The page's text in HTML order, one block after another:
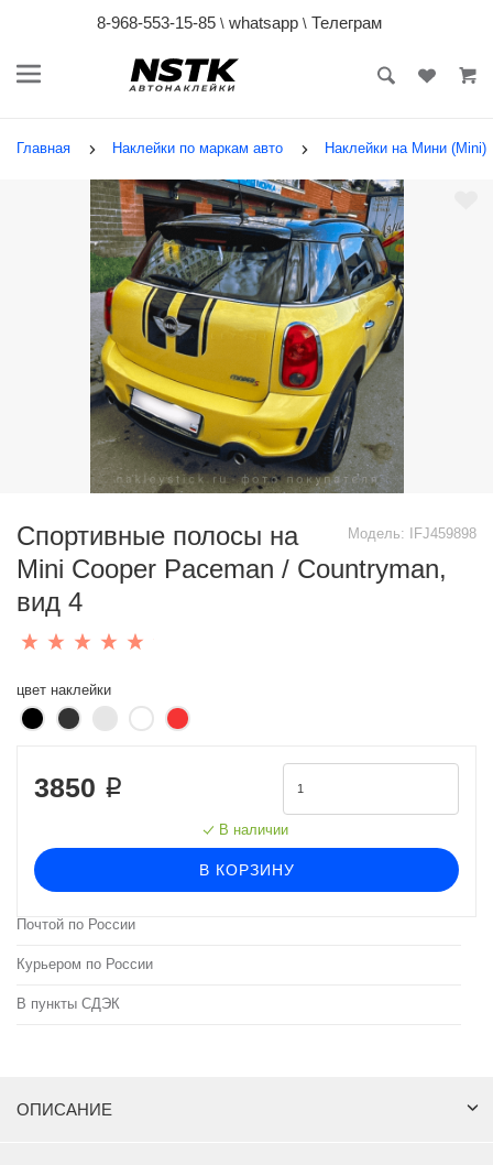
8-968-553-15-85 \ whatsapp\ Телеграм
Главная Наклейки по маркам авто Наклейки на Мини (Mini)
Модель: IFJ459898
Спортивные полосы на
Mini Cooper Paceman / Countryman,
вид 4
цвет наклейки
3850 ₽
В наличии
В КОРЗИНУ
Почтой по России
Курьером по России
В пункты СДЭК
ОПИСАНИЕ